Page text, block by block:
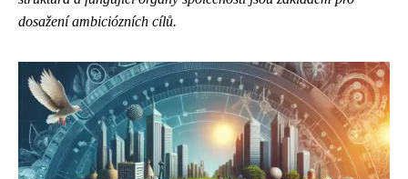
dosažení ambiciózních cílů.